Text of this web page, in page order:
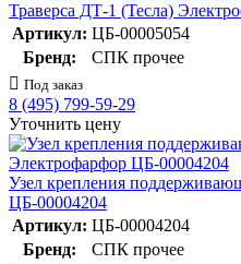
Траверса ДТ-1 (Тесла)
Артикул: ЦБ-00005054
Бренд:
СПК прочее
Под заказ
8 (495) 799-59-29
Уточнить цену
Узел крепления
ЦБ-00004204
Артикул: ЦБ-00004204
Бренд:
СПК прочее